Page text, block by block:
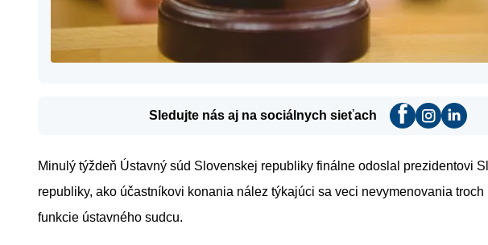
Sledujte nás aj na sociálnych sieťach
Minulý týždeň Ústavný súd Slovenskej republiky finálne odoslal prezidentovi
republiky, ako účastníkovi konania nález týkajúci sa veci nevymenovania
funkcie ústavného sudcu.